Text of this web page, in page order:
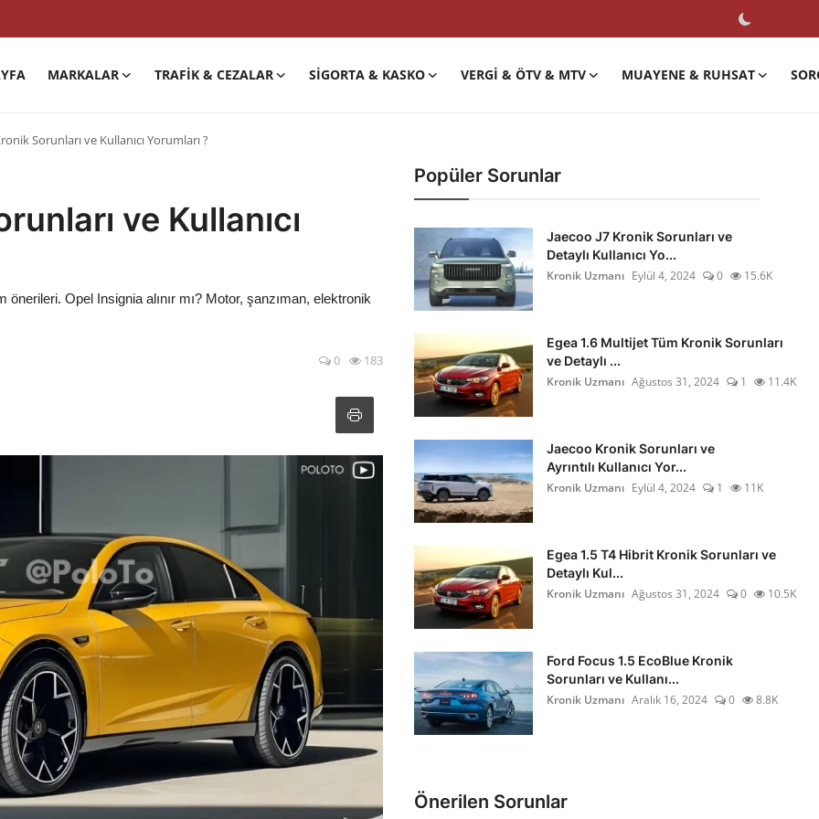
MARKALAR TRAFIK & CEZALAR SIGORTA & KASKO VERGI & ÖTV & MTV MUAYENE & RUHSAT
Sorunları ve Kullanıcı Yorumları ?
ve Kullanıcı
Opel Insignia alınır mı? Motor, şanzıman, elektronik
0 183
Popüler Sorunlar
Jaecoo J7 Kronik Sorunları ve
Detaylı Kullanıcı Yo...
Kronik Uzmanı Eylül 4, 2024 0 15.6K
Egea 1.6 Multijet Tüm Kronik Sorunları
ve Detaylı ...
Kronik Uzmanı Ağustos 31, 2024 1 11.4K
Jaecoo Kronik Sorunları ve
Ayrıntılı Kullanıcı Yor...
Kronik Uzmanı Eylül 4, 2024 1 11K
Egea 1.5 T4 Hibrit Kronik Sorunları ve
Detaylı Kul...
Kronik Uzmanı Ağustos 31, 2024 0 10.5K
Ford Focus 1.5 EcoBlue Kronik
Sorunları ve Kullanı...
Kronik Uzmanı Aralık 16, 2024 0 8.8K
Önerilen Sorunlar